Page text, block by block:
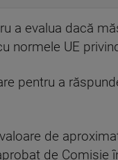
a evalua dacă
normele UE
pentru a
de
de Comisie